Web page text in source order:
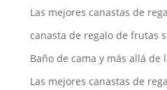
Las mejores canastas de
canasta de regalo de frutas
Baño de cama y más allá de
Las mejores canastas de